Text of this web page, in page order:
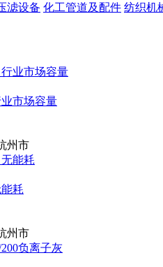
滤设备 化工管道及配件 纺织机
市场容量
州市
耗
州市